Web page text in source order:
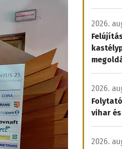
2026.
2026.
vihar
2026.